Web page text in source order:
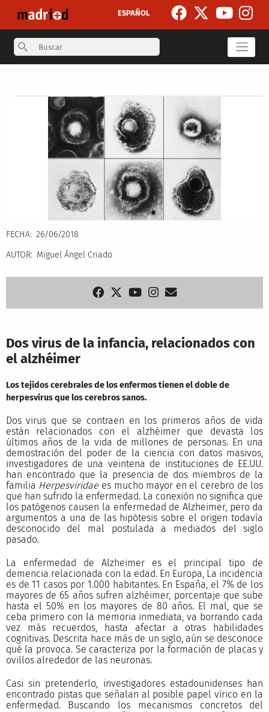
ESPAÑOL
Search
FECHA
26/06/2018
AUTOR
Miguel Ángel Criado
Dos virus de la infancia, relacionados con
el alzhéimer
Los tejidos cerebrales de los enfermos tienen el doble de
herpesvirus que los cerebros sanos.
Dos virus que se contraen en los primeros años de vida
están relacionados con el alzhéimer que devasta los
últimos años de la vida de millones de personas. En una
demostración del poder de la ciencia con datos masivos,
investigadores de una veintena de instituciones de EE.UU.
han encontrado que la presencia de dos miembros de la
familia Herpesviridae es mucho mayor en el cerebro de los
que han sufrido la enfermedad. La conexión no significa que
los patógenos causen la enfermedad de Alzheimer, pero da
argumentos a una de las hipótesis sobre el origen todavía
desconocido del mal postulada a mediados del siglo
pasado.
La enfermedad de Alzheimer es el principal tipo de
demencia relacionada con la edad. En Europa, La incidencia
es de 11 casos por 1.000 habitantes. En España, el 7% de los
mayores de 65 años sufren alzhéimer, porcentaje que sube
hasta el 50% en los mayores de 80 años. El mal, que se
ceba primero con la memoria inmediata, va borrando cada
vez más recuerdos, hasta afectar a otras habilidades
cognitivas. Descrita hace más de un siglo, aún se desconoce
qué la provoca. Se caracteriza por la formación de placas y
ovillos alrededor de las neuronas.
Casi sin pretenderlo, investigadores estadounidenses han
encontrado pistas que señalan al posible papel vírico en la
enfermedad. Buscando los mecanismos concretos del